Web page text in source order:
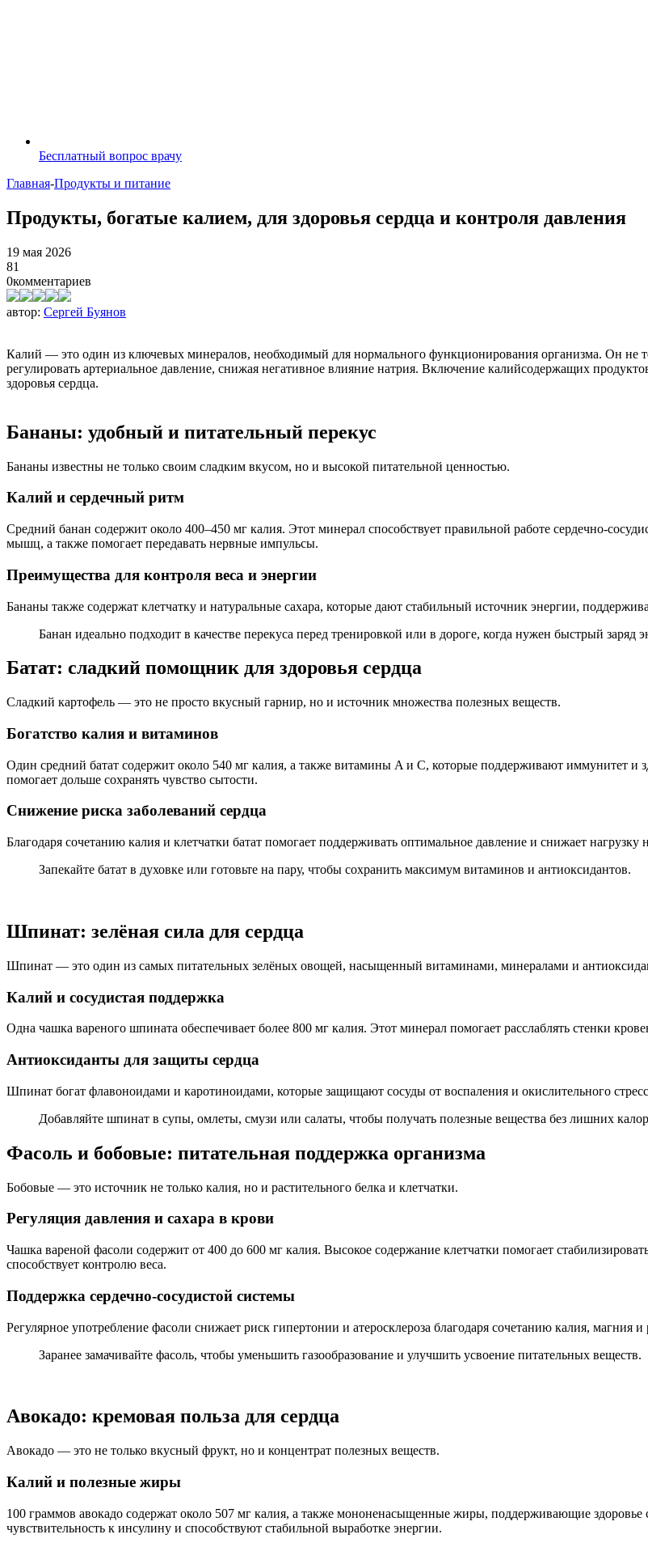
Бесплатный вопрос врачу
Главная-Продукты и питание
Продукты, богатые калием, для здоровья сердца и контроля давления
19 мая 2026
81
0комментариев
автор: Сергей Буянов
Калий — это один из ключевых минералов, необходимый для нормального функционирования организма. Он не
регулировать артериальное давление, снижая негативное влияние натрия. Включение калийсодержащих
здоровья сердца.
Бананы: удобный и питательный перекус
Бананы известны не только своим сладким вкусом, но и высокой питательной ценностью.
Калий и сердечный ритм
Средний банан содержит около 400–450 мг калия. Этот минерал способствует правильной работе сердечно-
мышц, а также помогает передавать нервные импульсы.
Преимущества для контроля веса и энергии
Бананы также содержат клетчатку и натуральные сахара, которые дают стабильный источник энергии,
Банан идеально подходит в качестве перекуса перед тренировкой или в дороге, когда нужен быстрый заряд
Батат: сладкий помощник для здоровья сердца
Сладкий картофель — это не просто вкусный гарнир, но и источник множества полезных веществ.
Богатство калия и витаминов
Один средний батат содержит около 540 мг калия, а также витамины A и C, которые поддерживают иммунитет и
помогает дольше сохранять чувство сытости.
Снижение риска заболеваний сердца
Благодаря сочетанию калия и клетчатки батат помогает поддерживать оптимальное давление и снижает нагрузку
Запекайте батат в духовке или готовьте на пару, чтобы сохранить максимум витаминов и антиоксидантов.
Шпинат: зелёная сила для сердца
Шпинат — это один из самых питательных зелёных овощей, насыщенный витаминами, минералами и
Калий и сосудистая поддержка
Одна чашка вареного шпината обеспечивает более 800 мг калия. Этот минерал помогает расслаблять стенки
Антиоксиданты для защиты сердца
Шпинат богат флавоноидами и каротиноидами, которые защищают сосуды от воспаления и окислительного
Добавляйте шпинат в супы, омлеты, смузи или салаты, чтобы получать полезные вещества без лишних
Фасоль и бобовые: питательная поддержка организма
Бобовые — это источник не только калия, но и растительного белка и клетчатки.
Регуляция давления и сахара в крови
Чашка вареной фасоли содержит от 400 до 600 мг калия. Высокое содержание клетчатки помогает
способствует контролю веса.
Поддержка сердечно-сосудистой системы
Регулярное употребление фасоли снижает риск гипертонии и атеросклероза благодаря сочетанию калия, магния и
Заранее замачивайте фасоль, чтобы уменьшить газообразование и улучшить усвоение питательных веществ.
Авокадо: кремовая польза для сердца
Авокадо — это не только вкусный фрукт, но и концентрат полезных веществ.
Калий и полезные жиры
100 граммов авокадо содержат около 507 мг калия, а также мононенасыщенные жиры, поддерживающие
чувствительность к инсулину и способствуют стабильной выработке энергии.